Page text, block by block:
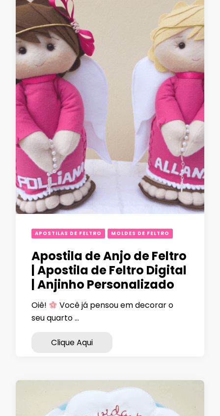
APOSTILAS DE FELTRO MOLDES DE FELTRO
Apostila de Anjo de Feltro
| Apostila de Feltro Digital
| Anjinho Personalizado
Oiê!
Você já pensou em decorar o
seu quarto …
Clique Aqui